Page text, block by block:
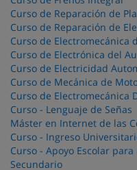
Curso de Reparación de
Curso de Reparación de
Curso de Electromecánica
Curso de Electrónica del
Curso de Electricidad
Curso de Mecánica de
Curso de Electromecánica
Curso - Lenguaje de Señas
Máster en Internet de las
Curso - Ingreso
Curso - Apoyo Escolar
Secundario